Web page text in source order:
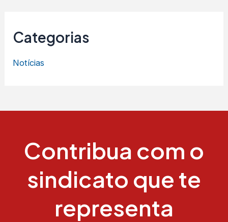
Categorias
Notícias
Contribua com o
sindicato que te
representa